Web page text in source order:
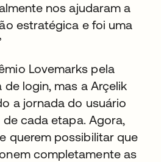
nos ajudaram a
estratégica e foi uma
Lovemarks pela
login, mas a Arçelik
a jornada do usuário
cada etapa. Agora,
querem possibilitar que
completamente as